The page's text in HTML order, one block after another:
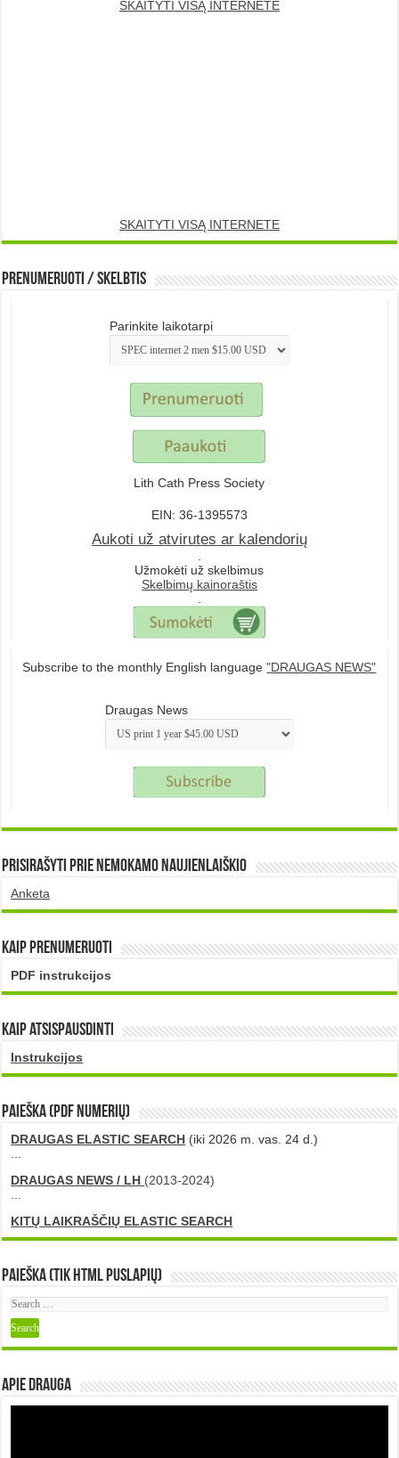
SKAITYTI VISĄ INTERNETE
SKAITYTI VISĄ INTERNETE
Prenumeruoti / Skelbtis
Parinkite laikotarpi
Lith Cath Press Society
EIN: 36-1395573
Aukoti už atvirutes ar kalendorių
.
Užmokėti už skelbimus
Skelbimų kainoraštis
.
Subscribe to the monthly English language"DRAUGAS NEWS"
Draugas News
Prisirašyti prie nemokamo naujienlaiškio
Anketa
Kaip prenumeruoti
PDF instrukcijos
Kaip atsispausdinti
Instrukcijos
PAIEŠKA (PDF numerių)
DRAUGAS ELASTIC SEARCH (iki 2026 m. vas. 24 d.)
...
DRAUGAS NEWS / LH (2013-2024)
...
KITŲ LAIKRAŠČIŲ ELASTIC SEARCH
Paieška (tik HTML puslapių)
Apie DRAUGA